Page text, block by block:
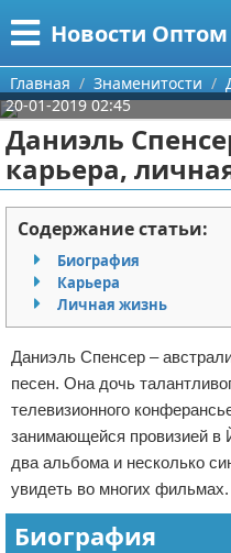
Новости Оптом
Меню
Главная
Категории
Информационные
Автомобили
Знаменитости
Политика
Природа
Философия
Культура
Экономика
Поиск
О проекте
Контакты
Сотрудничество
Размещение рекламы
Для правообладателей
Условия
Отказ от
Главная Знаменитости
20-01-2019 02:45
Даниэль
карьера,
Содержание статьи:
Биография
Карьера
Личная жизнь
Даниэль Спенсер –
песен. Она дочь
телевизионного
занимающейся провизией
два альбома и несколько
увидеть во многих фильмах.
Биография